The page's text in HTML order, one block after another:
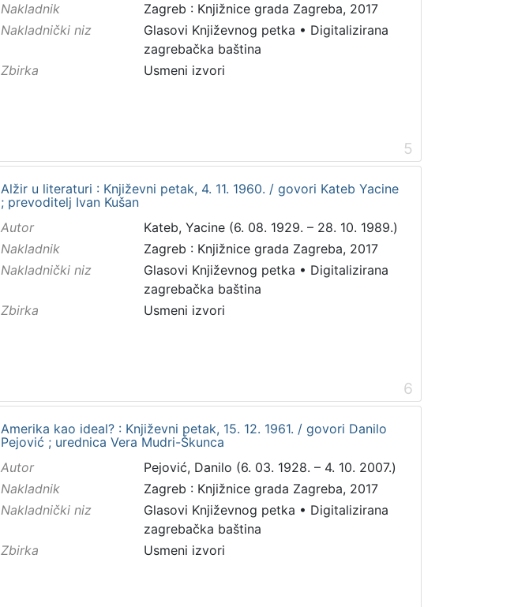
Nakladnik
Zagreb : Knjižnice grada Zagreba, 2017
Nakladnički niz
Glasovi Književnog petka • Digitalizirana
zagrebačka baština
Zbirka
Usmeni izvori
5
Alžir u literaturi : Književni petak, 4. 11. 1960. / govori Kateb Yacine
; prevoditelj Ivan Kušan
Autor
Kateb, Yacine (6. 08. 1929. – 28. 10. 1989.)
Nakladnik
Zagreb : Knjižnice grada Zagreba, 2017
Nakladnički niz
Glasovi Književnog petka • Digitalizirana
zagrebačka baština
Zbirka
Usmeni izvori
6
Amerika kao ideal? : Književni petak, 15. 12. 1961. / govori Danilo
Pejović ; urednica Vera Mudri-Škunca
Autor
Pejović, Danilo (6. 03. 1928. – 4. 10. 2007.)
Nakladnik
Zagreb : Knjižnice grada Zagreba, 2017
Nakladnički niz
Glasovi Književnog petka • Digitalizirana
zagrebačka baština
Zbirka
Usmeni izvori